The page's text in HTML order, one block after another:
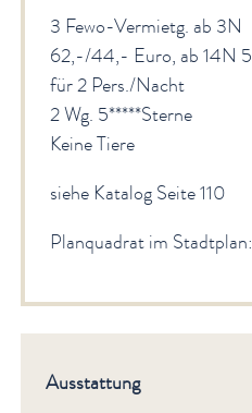
3 Fewo-Vermietg. ab 3N
62,-/44,- Euro, ab 14N
für 2 Pers./Nacht
2 Wg. 5*****Sterne
Keine Tiere
siehe Katalog Seite 110
Planquadrat im
Ausstattung